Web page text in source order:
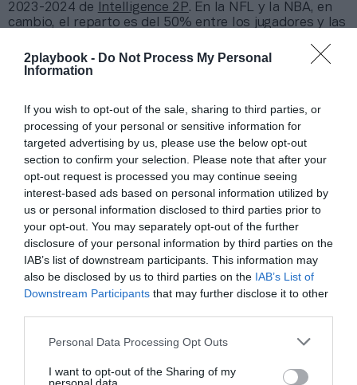
2playbook - Do Not Process My Personal
Information
If you wish to opt-out of the sale, sharing to third parties, or
processing of your personal or sensitive information for
targeted advertising by us, please use the below opt-out
section to confirm your selection. Please note that after your
opt-out request is processed you may continue seeing
interest-based ads based on personal information utilized by
us or personal information disclosed to third parties prior to
your opt-out. You may separately opt-out of the further
disclosure of your personal information by third parties on the
IAB’s list of downstream participants. This information may
also be disclosed by us to third parties on the IAB’s List of
Downstream Participants that may further disclose it to other
Personal Data Processing Opt Outs
I want to opt-out of the Sharing of my
2023-2024 de
Intelligence 2P. En la NFL y la NBA, en
cambio, el reparto es del 50% entre los jugadores y las
circuitos profesionales?
La ATP impulsó el proyectoOneVisionen 2022. En
un contexto en que se impulsaban competiciones
paralelas en el mundo del golf y el pádel bajo el
liderazgo de fondos soberanos de Arabia Saudí y
Qatar, la ATP presentó un proyecto para unificar el
ecosistema del tenis y crear economías de escala que
eleven el negocio del deporte de la raqueta.
El circuito consideraba contraproducente que el
sector estuviese dividido entre numerosas entidades:
ATP, WTA, ITF… Pero el primer paso era convencer a
los jugadores, y ello pasaba por proponer un
igualitario de las ganancias de los torneos. Así
surgió el modelo 50-50.
La fórmula fue introducida como uno de los pilares